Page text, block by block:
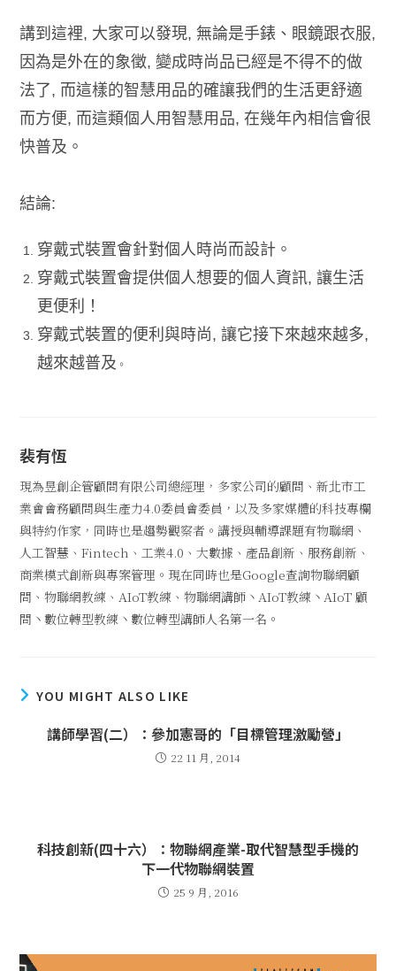
講到這裡, 大家可以發現, 無論是手錶、眼鏡跟衣服,
因為是外在的象徵, 變成時尚品已經是不得不的做
法了, 而這樣的智慧用品的確讓我們的生活更舒適
而方便, 而這類個人用智慧用品, 在幾年內相信會很
快普及。
結論:
穿戴式裝置會針對個人時尚而設計。
穿戴式裝置會提供個人想要的個人資訊, 讓生活
更便利！
穿戴式裝置的便利與時尚, 讓它接下來越來越多,
越來越普及 。
裴有恆
現為昱創企管顧問有限公司總經理，多家公司的顧問、新北市工
業會會務顧問與生產力4.0委員會委員，以及多家媒體的科技專欄
與特約作家，同時也是趨勢觀察者。講授與輔導課題有物聯網、
人工智慧、Fintech、工業4.0、大數據、產品創新、服務創新、
商業模式創新與專案管理。現在同時也是Google查詢物聯網顧
問、物聯網教練、AIoT教練、物聯網講師丶AIoT教練丶AIoT 顧
問丶數位轉型教練丶數位轉型講師人名第一名。
YOU MIGHT ALSO LIKE
講師學習(二）：參加憲哥的「目標管理激勵營」
22 11 月, 2014
科技創新(四十六）：物聯網產業-取代智慧型手機的
下一代物聯網裝置
25 9 月, 2016